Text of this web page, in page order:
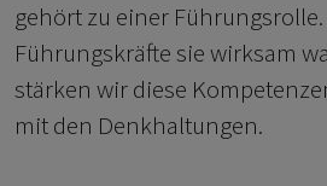
gehört zu einer
Führungskräfte sie wirksam
stärken wir diese
mit den Denkhaltungen.